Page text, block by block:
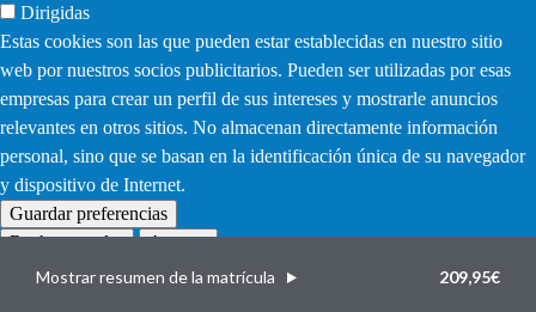
Mostrar resumen de la matrícula 209,95€
Dirigidas
Estas cookies son las que pueden estar establecidas en nuestro sitio
web por nuestros socios publicitarios. Pueden ser utilizadas por esas
empresas para crear un perfil de sus intereses y mostrarle anuncios
relevantes en otros sitios. No almacenan directamente información
personal, sino que se basan en la identificación única de su navegador
y dispositivo de Internet.
Guardar preferencias
Rechazar todas
Aceptar
Withdraw